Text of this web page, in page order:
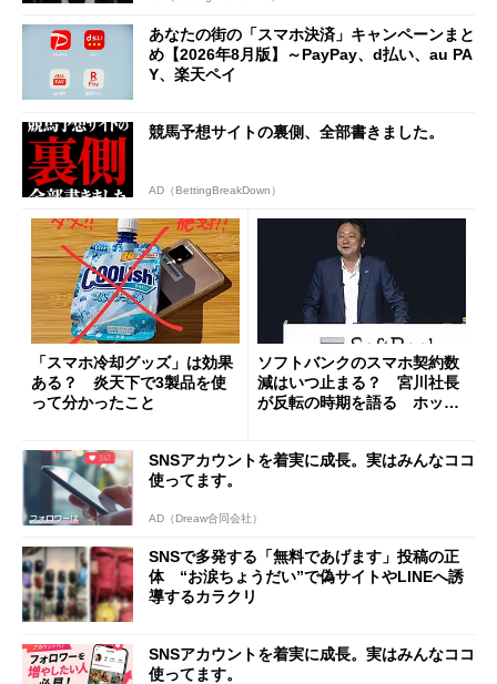
あなたの街の「スマホ決済」キャンペーンまと
め【2026年8月版】～PayPay、d払い、au PA
Y、楽天ペイ
競馬予想サイトの裏側、全部書きました。
AD（BettingBreakDown）
「スマホ冷却グッズ」は効果
ある？ 炎天下で3製品を使
って分かったこと
ソフトバンクのスマホ契約数
減はいつ止まる？ 宮川社長
が反転の時期を語る ホッピ
SNSアカウントを着実に成長。実はみんなココ
使ってます。
AD（Dreaw合同会社）
SNSで多発する「無料であげます」投稿の正
体 “お涙ちょうだい”で偽サイトやLINEへ誘
導するカラクリ
SNSアカウントを着実に成長。実はみんなココ
使ってます。